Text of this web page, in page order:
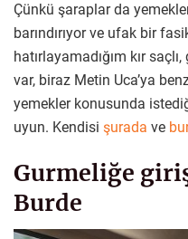
Çünkü şaraplar da
barındırıyor ve ufak bir
hatırlayamadığım kır
var, biraz Metin Uca’ya
yemekler konusunda
uyun. Kendisi şurada ve
Gurmeliğe
Burde